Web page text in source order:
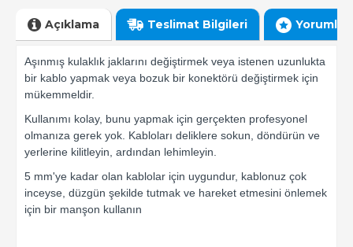
Açıklama Teslimat Bilgileri Yorumlar
Aşınmış kulaklık jaklarını değiştirmek veya istenen uzunlukta
bir kablo yapmak veya bozuk bir konektörü değiştirmek için
mükemmeldir.
Kullanımı kolay, bunu yapmak için gerçekten profesyonel
olmanıza gerek yok. Kabloları deliklere sokun, döndürün ve
yerlerine kilitleyin, ardından lehimleyin.
5 mm'ye kadar olan kablolar için uygundur, kablonuz çok
inceyse, düzgün şekilde tutmak ve hareket etmesini önlemek
için bir manşon kullanın